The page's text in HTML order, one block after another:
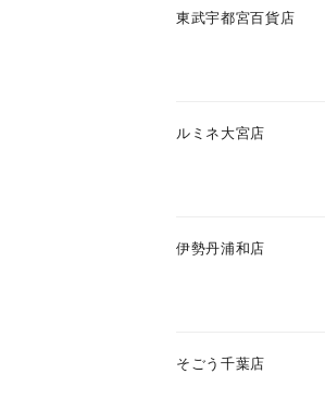
東武宇都宮百貨店
ルミネ大宮店
伊勢丹浦和店
そごう千葉店